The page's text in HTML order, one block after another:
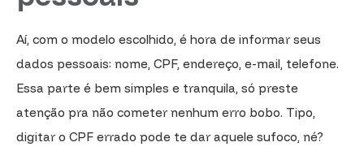
Aí, com o modelo escolhido, é hora de informar seus
dados pessoais: nome, CPF, endereço, e-mail, telefone.
Essa parte é bem simples e tranquila, só preste
atenção pra não cometer nenhum erro bobo. Tipo,
digitar o CPF errado pode te dar aquele sufoco, né?